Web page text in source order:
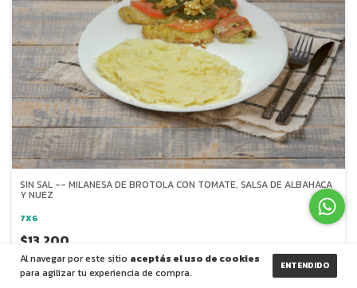
Al navegar por este sitio aceptás el uso de cookies
para agilizar tu experiencia de compra.
ENTENDIDO
SIN SAL -- MILANESA DE BROTOLA CON TOMATE, SALSA DE ALBAHACA
Y NUEZ
7X6
$13.200
COMPRAR